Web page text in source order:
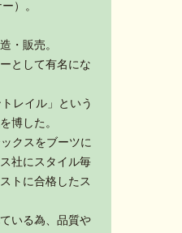
）。
・販売。
として有名にな
レイル」という
博した。
クスをブーツに
社にスタイル毎
トに合格したス
いる為、品質や